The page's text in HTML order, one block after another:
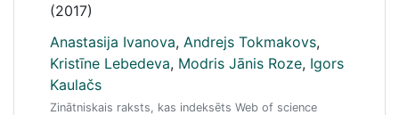
(2017)
Anastasija Ivanova, Andrejs Tokmakovs,
Kristīne Lebedeva, Modris Jānis Roze, Igors
Kaulačs
Zinātniskais raksts, kas indeksēts Web of science